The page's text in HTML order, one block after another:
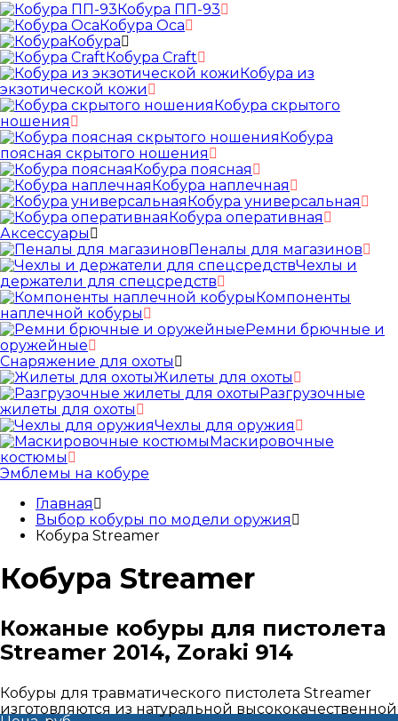
Кобура ПП-93
Кобура Оса
Кобура
Кобура Craft
Кобура из
экзотической кожи
Кобура скрытого
ношения
Кобура
поясная скрытого ношения
Кобура поясная
Кобура наплечная
Кобура универсальная
Кобура оперативная
Аксессуары
Пеналы для магазинов
Чехлы и
держатели для спецсредств
Компоненты
наплечной кобуры
Ремни брючные и
оружейные
Снаряжение для охоты
Жилеты для охоты
Разгрузочные
жилеты для охоты
Чехлы для оружия
Маскировочные
костюмы
Эмблемы на кобуре
Главная
Выбор кобуры по модели оружия
Кобура Streamer
Кобура Streamer
Кожаные кобуры для пистолета
Streamer 2014, Zoraki 914
Кобуры для травматического пистолета Streamer
изготовляются из натуральной высококачественной